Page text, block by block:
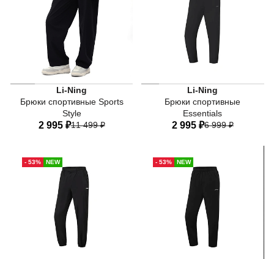
Li-Ning
Брюки спортивные Sports
Style
2 995 ₽11 499 ₽
40 42
50
Li-Ning
Брюки спортивные
Essentials
2 995 ₽6 999 ₽
40 42
50
52
- 53% NEW - 53% NEW